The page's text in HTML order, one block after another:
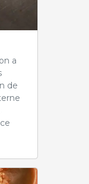
a
de